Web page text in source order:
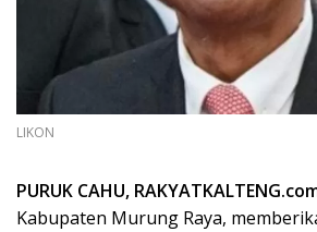
LIKON
PURUK CAHU,
Kabupaten Murung Raya,